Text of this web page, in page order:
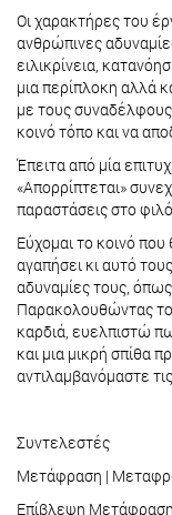
Οι χαρακτήρες του
ανθρώπινες
ειλικρίνεια,
μια περίπλοκη αλλά
με τους
κοινό τόπο και να
Έπειτα από μία
«Απορρίπτεται»
παραστάσεις στο
Εύχομαι το κοινό
αγαπήσει κι αυτό
αδυναμίες τους,
Παρακολουθώντας το
καρδιά, ευελπιστώ
και μια μικρή σπίθα
αντιλαμβανόμαστε
Συντελεστές
Μετάφραση |
Επίβλεψη